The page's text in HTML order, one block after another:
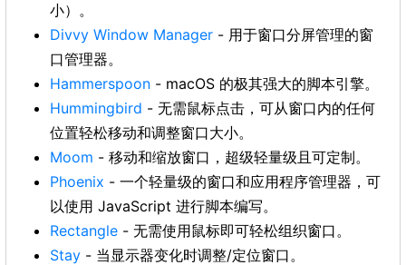
小）。
Divvy Window Manager - 用于窗口分屏管理的窗
口管理器。
Hammerspoon - macOS 的极其强大的脚本引擎。
Hummingbird - 无需鼠标点击，可从窗口内的任何
位置轻松移动和调整窗口大小。
Moom - 移动和缩放窗口，超级轻量级且可定制。
Phoenix - 一个轻量级的窗口和应用程序管理器，可
以使用 JavaScript 进行脚本编写。
Rectangle - 无需使用鼠标即可轻松组织窗口。
Stay - 当显示器变化时调整/定位窗口。